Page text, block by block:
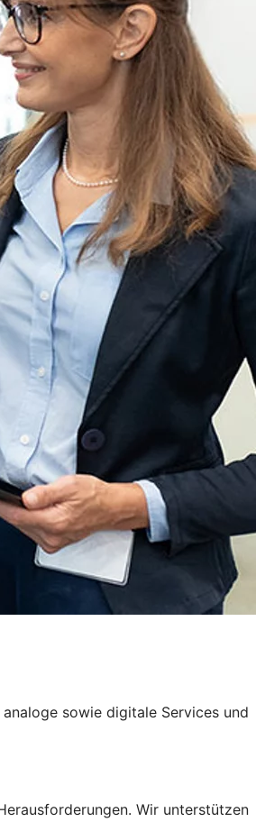
sowie digitale Services und
Wir unterstützen